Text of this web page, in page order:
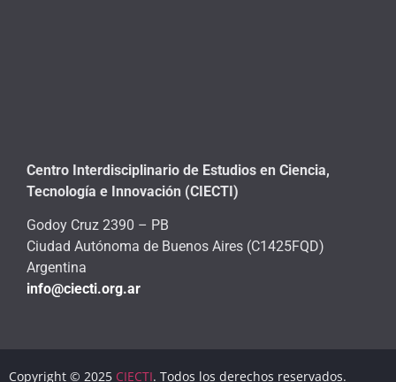
Centro Interdisciplinario de Estudios en Ciencia,
Tecnología e Innovación (CIECTI)
Godoy Cruz 2390 – PB
Ciudad Autónoma de Buenos Aires (C1425FQD)
Argentina
info@ciecti.org.ar
Copyright © 2025 CIECTI. Todos los derechos reservados.